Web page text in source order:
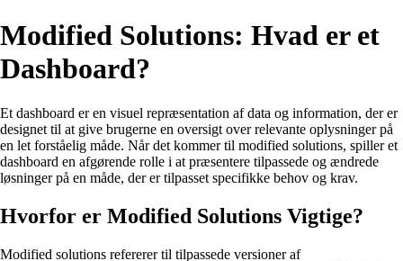
Modified Solutions: Hvad er et
Dashboard?
Et dashboard er en visuel repræsentation af data og information, der er
designet til at give brugerne en oversigt over relevante oplysninger på
en let forståelig måde. Når det kommer til modified solutions, spiller et
dashboard en afgørende rolle i at præsentere tilpassede og ændrede
løsninger på en måde, der er tilpasset specifikke behov og krav.
Hvorfor er Modified Solutions Vigtige?
Modified solutions refererer til tilpassede versioner af